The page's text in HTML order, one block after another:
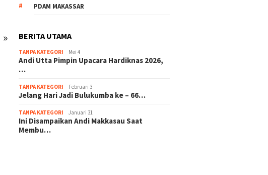
»
KSP Berkat Bulukumba Gelar
Zikir dan Doa Bersama
Sambut Tahun Baru
Komitmen Pendidikan
PDAM MAKASSAR
BERITA UTAMA
TANPA KATEGORI Mei 4
Andi Utta Pimpin Upacara Hardiknas 2026,
…
TANPA KATEGORI Februari 3
Jelang Hari Jadi Bulukumba ke – 66…
TANPA KATEGORI Januari 31
Ini Disampaikan Andi Makkasau Saat
Membu…